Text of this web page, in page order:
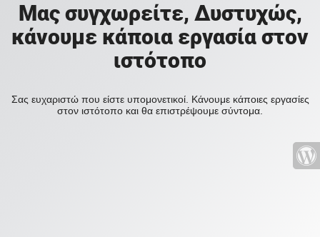
Μας συγχωρείτε, Δυστυχώς,
κάνουμε κάποια εργασία στον
ιστότοπο
Σας ευχαριστώ που είστε υπομονετικοί. Κάνουμε κάποιες εργασίες
στον ιστότοπο και θα επιστρέψουμε σύντομα.